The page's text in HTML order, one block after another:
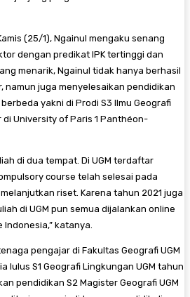
(25/1), Ngainul mengaku senang
dengan predikat IPK tertinggi dan
menarik, Ngainul tidak hanya berhasil
namun juga menyelesaikan pendidikan
yakni di Prodi S3 Ilmu Geografi
di University of Paris 1 Panthéon-
di dua tempat. Di UGM terdaftar
course telah selesai pada
riset. Karena tahun 2021 juga
di UGM pun semua dijalankan online
katanya.
pengajar di Fakultas Geografi UGM
lulus S1 Geografi Lingkungan UGM tahun
pendidikan S2 Magister Geografi UGM